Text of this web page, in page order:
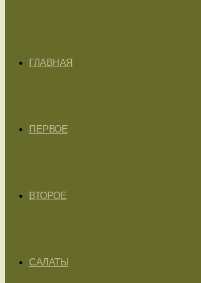
ГЛАВНАЯ
ПЕРВОЕ
ВТОРОЕ
САЛАТЫ